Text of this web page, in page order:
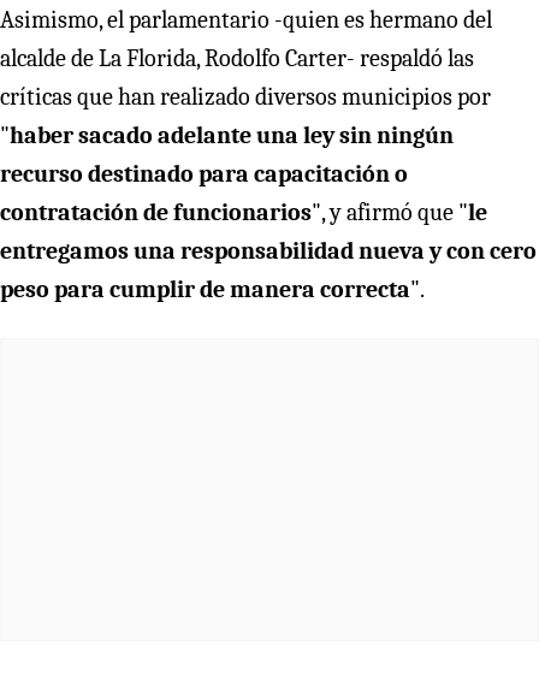
Asimismo, el parlamentario -quien es hermano del
alcalde de La Florida, Rodolfo Carter- respaldó las
críticas que han realizado diversos municipios por
"haber sacado adelante una ley sin ningún
recurso destinado para capacitación o
contratación de funcionarios", y afirmó que "le
entregamos una responsabilidad nueva y con cero
peso para cumplir de manera correcta".